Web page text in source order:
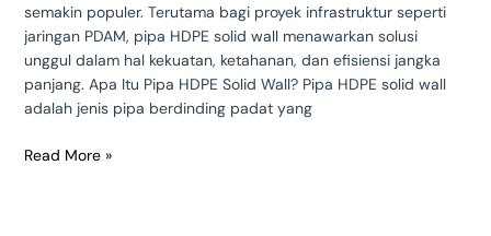
semakin populer. Terutama bagi proyek infrastruktur seperti
jaringan PDAM, pipa HDPE solid wall menawarkan solusi
unggul dalam hal kekuatan, ketahanan, dan efisiensi jangka
panjang. Apa Itu Pipa HDPE Solid Wall? Pipa HDPE solid wall
adalah jenis pipa berdinding padat yang
Read More »